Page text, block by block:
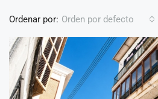
Ordenar por: Orden por defecto